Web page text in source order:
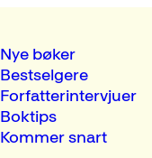
Nye bøker
Bestselgere
Forfatterintervjuer
Boktips
Kommer snart